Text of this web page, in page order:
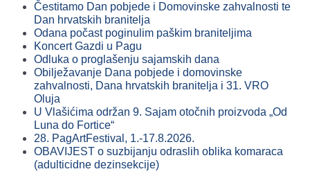
Čestitamo Dan pobjede i Domovinske zahvalnosti te
Dan hrvatskih branitelja
Odana počast poginulim paškim braniteljima
Koncert Gazdi u Pagu
Odluka o proglašenju sajamskih dana
Obilježavanje Dana pobjede i domovinske
zahvalnosti, Dana hrvatskih branitelja i 31. VRO
Oluja
U Vlašićima održan 9. Sajam otočnih proizvoda „Od
Luna do Fortice“
28. PagArtFestival, 1.-17.8.2026.
OBAVIJEST o suzbijanju odraslih oblika komaraca
(adulticidne dezinsekcije)